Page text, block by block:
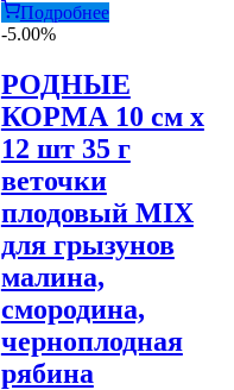
Подробнее
-5.00%
РОДНЫЕ
КОРМА 10 см х
12 шт 35 г
веточки
плодовый MIX
для грызунов
малина,
смородина,
черноплодная
рябина